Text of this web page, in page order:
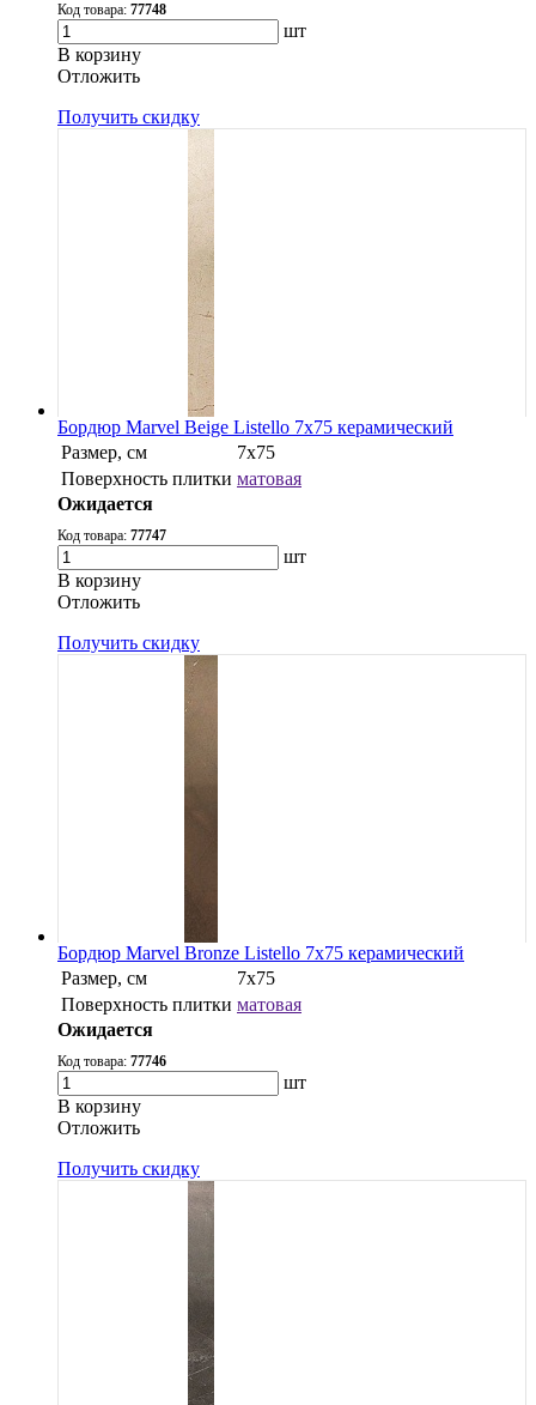
Код товара: 77748
шт
В корзину
Oтложить
Получить скидку
Бордюр Marvel Beige Listello 7x75 керамический
Размер, см
7x75
Поверхность плитки матовая
Ожидается
Код товара: 77747
шт
В корзину
Oтложить
Получить скидку
Бордюр Marvel Bronze Listello 7x75 керамический
Размер, см
7x75
Поверхность плитки матовая
Ожидается
Код товара: 77746
шт
В корзину
Oтложить
Получить скидку